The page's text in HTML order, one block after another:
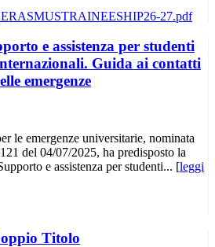
e assistenza per studenti
Guida ai contatti
emergenze
le emergenze universitarie, nominata
del 04/07/2025, ha predisposto la
e assistenza per studenti... [leggi
Titolo